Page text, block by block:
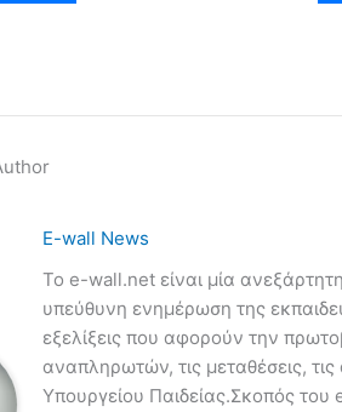
E-wall News
Το e-wall.net είναι μία
υπεύθυνη ενημέρωση της
εξελίξεις που αφορούν την
αναπληρωτών, τις μεταθέσεις,
Υπουργείου Παιδείας.Σκοπός